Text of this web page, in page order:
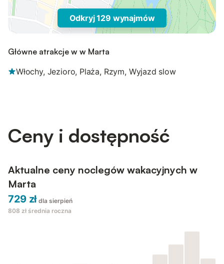
Odkryj 129 wynajmów
Główne atrakcje w w Marta
Włochy, Jezioro, Plaża, Rzym, Wyjazd slow
Ceny i dostępność
Aktualne ceny noclegów wakacyjnych w
Marta
729 zł dla sierpień
808 zł średnia roczna